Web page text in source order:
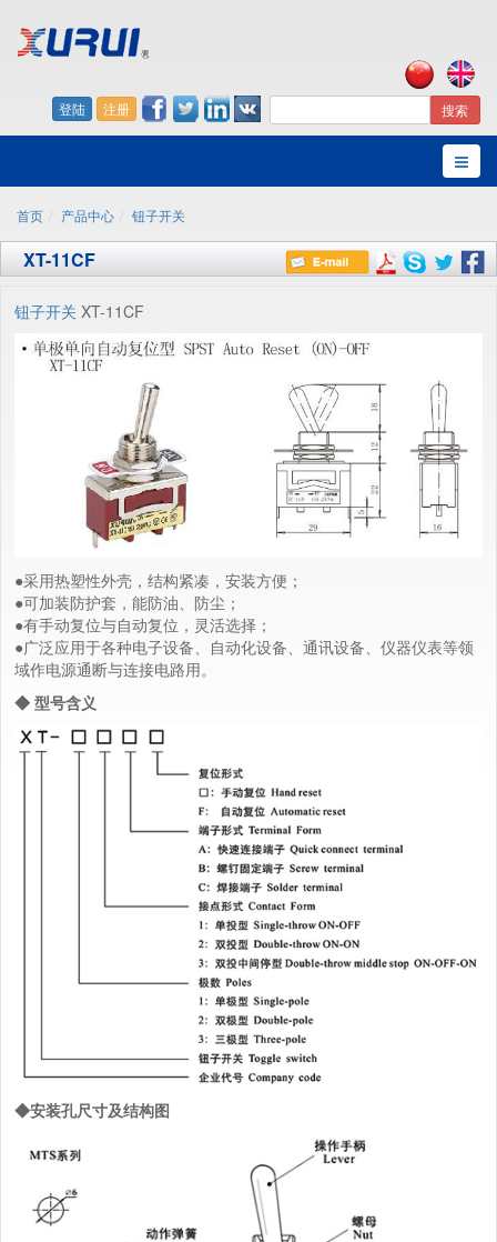
搜索
登陆 注册
首页 产品中心 钮子开关
XT-11CF
钮子开关 XT-11CF
●采用热塑性外壳，结构紧凑，安装方便；
●可加装防护套，能防油、防尘；
●有手动复位与自动复位，灵活选择；
●广泛应用于各种电子设备、自动化设备、通讯设备、仪器仪表等领
域作电源通断与连接电路用。
◆ 型号含义
◆安装孔尺寸及结构图